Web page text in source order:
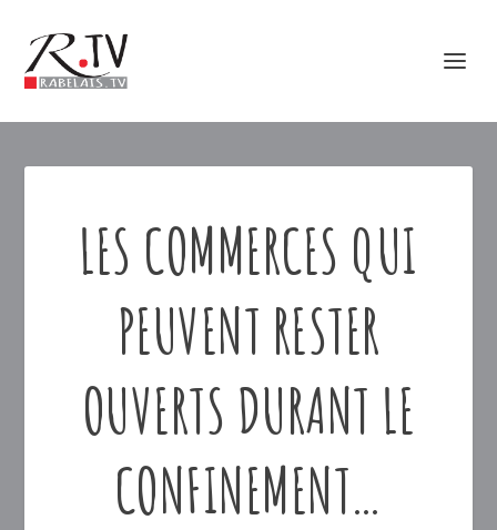
LES COMMERCES QUI
PEUVENT RESTER
OUVERTS DURANT LE
CONFINEMENT…